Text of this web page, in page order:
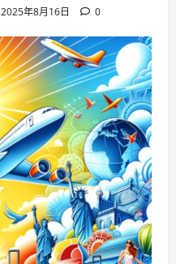
2025年8月16日 0